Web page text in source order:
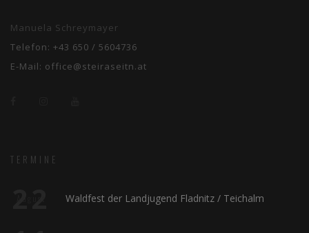
Manuela Schreymayer
Telefon: +43 650 / 5604736
E-Mail: office@steiraseitn.at
TERMINE
Waldfest der Landjugend Fladnitz / Teichalm